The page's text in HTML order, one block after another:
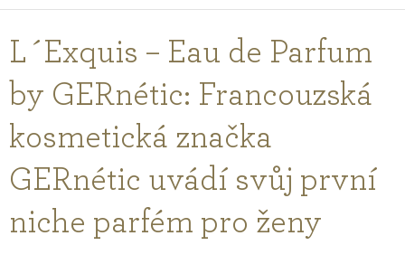
L´Exquis – Eau de Parfum
by GERnétic: Francouzská
kosmetická značka
GERnétic uvádí svůj první
niche parfém pro ženy